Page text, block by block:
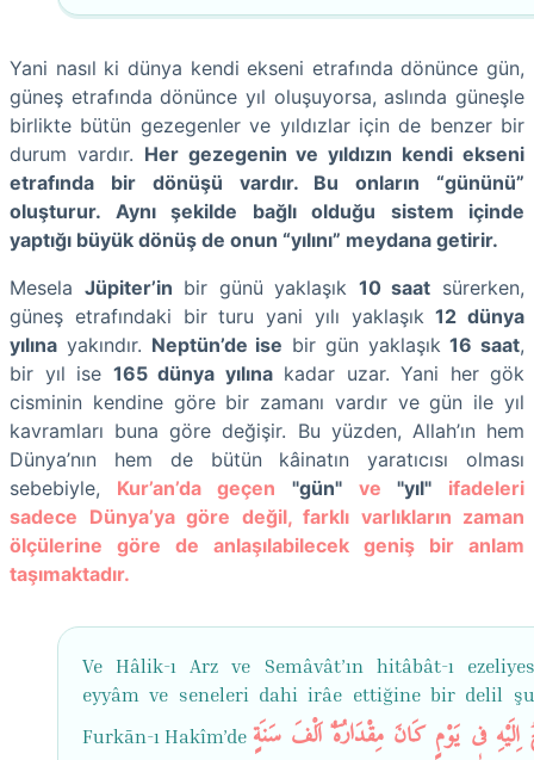
Yani nasıl ki dünya kendi ekseni etrafında dönünce gün,
güneş etrafında dönünce yıl oluşuyorsa, aslında güneşle
birlikte bütün gezegenler ve yıldızlar için de benzer bir
durum vardır. Her gezegenin ve yıldızın kendi ekseni
etrafında bir dönüşü vardır. Bu onların “gününü”
oluşturur. Aynı şekilde bağlı olduğu sistem içinde
yaptığı büyük dönüş de onun “yılını” meydana getirir.
Mesela Jüpiter’in bir günü yaklaşık 10 saat sürerken,
güneş etrafındaki bir turu yani yılı yaklaşık12 dünya
yılına yakındır. Neptün’de ise bir gün yaklaşık16 saat,
bir yıl ise 165 dünya yılınakadar uzar. Yani her gök
cisminin kendine göre bir zamanı vardır ve gün ile yıl
kavramları buna göre değişir. Bu yüzden, Allah’ın hem
Dünya’nın hem de bütün kâinatın yaratıcısı olması
sebebiyle, Kur’an’da geçen "gün" ve"yıl" ifadeleri
sadece Dünya’ya göre değil, farklı varlıkların zaman
ölçülerine göre de anlaşılabilecek geniş bir anlam
taşımaktadır.
Ve Hâlik-ı Arz ve Semâvât’ın hitâbât-ı
eyyâm ve seneleri dahi irâe ettiğine bir delil
Furkān-ı Hakîm’de ف۪ي يَوْمٍ كَانَ مِقْدَارُهُٓ اَلْفَ سَنَةٍ